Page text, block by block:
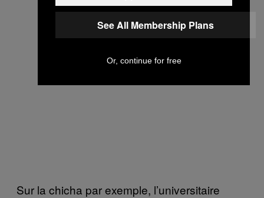
Sur la chicha par exemple, l’universitaire
See All Membership Plans
Or, continue for free